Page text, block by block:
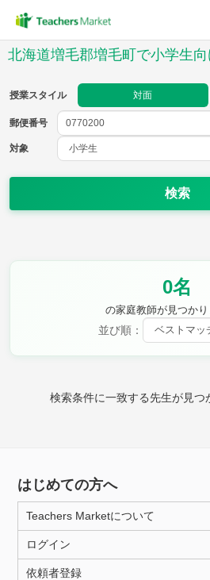
北海道増毛郡増毛町で小学生
授業スタイル 対面
郵便番号
対象
検索
0名
の家庭教師が見つかり
並び順：
検索条件に一致する先生が見つ
郵便番号
教科
理科
保健・体育 図画工作
月曜日 火曜日
所属大学
はじめての方へ
Teachers Marketについて
ログイン
依頼者登録